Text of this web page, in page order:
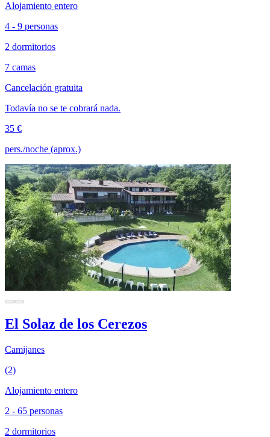
Alojamiento entero
4 - 9 personas
2 dormitorios
7 camas
Cancelación gratuita
Todavía no se te cobrará nada.
35 €
pers./noche (aprox.)
El Solaz de los Cerezos
Camijanes
(2)
Alojamiento entero
2 - 65 personas
2 dormitorios